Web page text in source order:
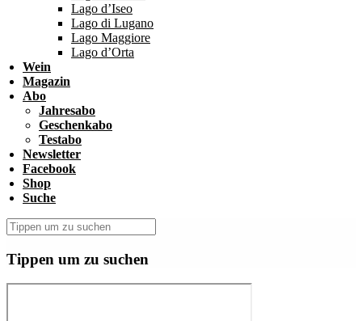
Lago d’Iseo
Lago di Lugano
Lago Maggiore
Lago d’Orta
Wein
Magazin
Abo
Jahresabo
Geschenkabo
Testabo
Newsletter
Facebook
Shop
Suche
Tippen um zu suchen